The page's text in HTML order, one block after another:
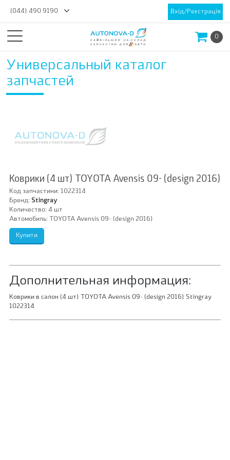
(044) 490 9190 Вхід/Реєстрація
0
Универсальный каталог
запчастей
Коврики (4 шт) TOYOTA Avensis 09- (design 2016)
Код запчастини: 1022314
Бренд: Stingray
Количество: 4 шт
Автомобиль:
TOYOTA Avensis 09- (design 2016)
Дополнительная информация:
Коврики в салон (4 шт) TOYOTA Avensis 09- (design 2016) Stingray
1022314